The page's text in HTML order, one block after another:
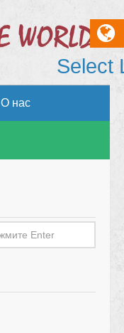
О нас
Select